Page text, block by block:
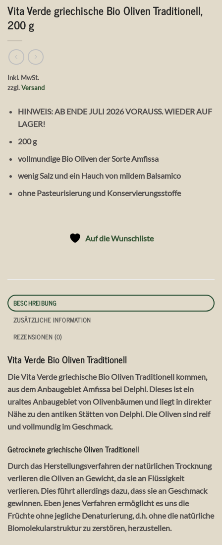
Vita Verde griechische Bio Oliven Traditionell,
200 g
Inkl. MwSt.
zzgl.Versand
HINWEIS: AB ENDE JULI 2026 VORAUSS. WIEDER AUF
LAGER!
200 g
vollmundige Bio Oliven der Sorte Amfissa
wenig Salz und ein Hauch von mildem Balsamico
ohne Pasteurisierung und Konservierungsstoffe
Auf die Wunschliste
BESCHREIBUNG
ZUSÄTZLICHE INFORMATION
REZENSIONEN (0)
Vita Verde Bio Oliven Traditionell
Die Vita Verde griechische Bio Oliven Traditionell kommen,
aus dem Anbaugebiet Amfissa bei Delphi. Dieses ist ein
uraltes Anbaugebiet von Olivenbäumen und liegt in direkter
Nähe zu den antiken Stätten von Delphi. Die Oliven sind reif
und vollmundig im Geschmack.
Getrocknete griechische Oliven Traditionell
Durch das Herstellungsverfahren der natürlichen Trocknung
verlieren die Oliven an Gewicht, da sie an Flüssigkeit
verlieren. Dies führt allerdings dazu, dass sie an Geschmack
gewinnen. Eben jenes Verfahren ermöglicht es uns die
Früchte ohne jegliche Denaturierung, d.h. ohne die natürliche
Biomolekularstruktur zu zerstören, herzustellen.